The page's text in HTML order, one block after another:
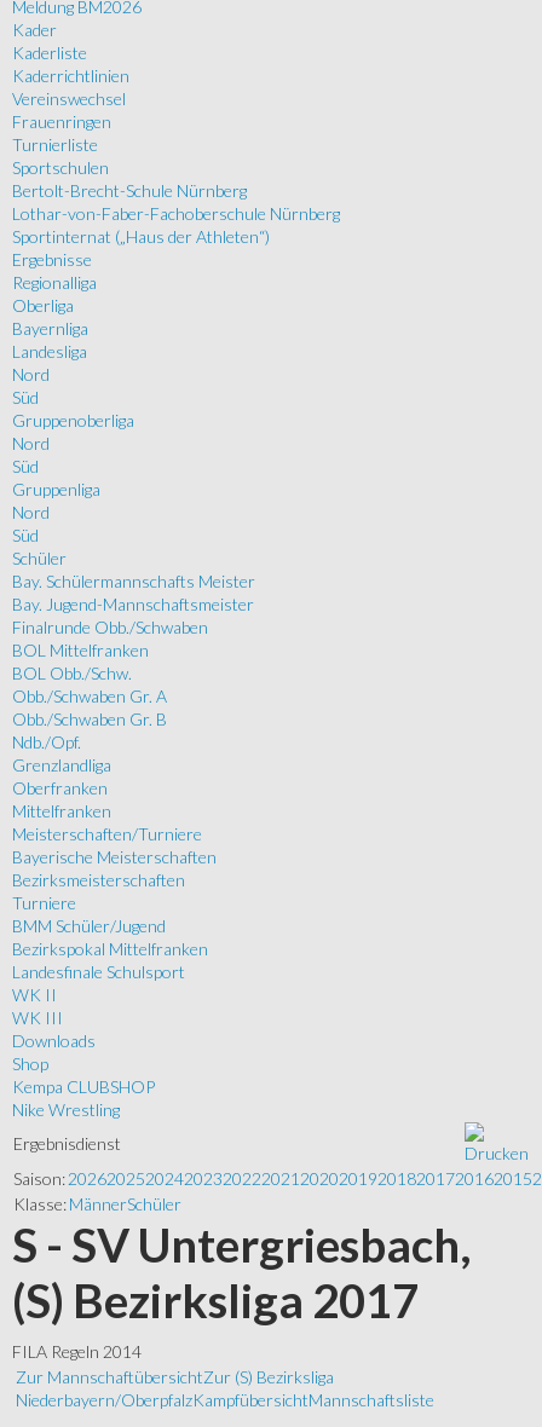
Meldung BM2026
Kader
Kaderliste
Kaderrichtlinien
Vereinswechsel
Frauenringen
Turnierliste
Sportschulen
Bertolt-Brecht-Schule Nürnberg
Lothar-von-Faber-Fachoberschule Nürnberg
Sportinternat („Haus der Athleten“)
Ergebnisse
Regionalliga
Oberliga
Bayernliga
Landesliga
Nord
Süd
Gruppenoberliga
Nord
Süd
Gruppenliga
Nord
Süd
Schüler
Bay. Schülermannschafts Meister
Bay. Jugend-Mannschaftsmeister
Finalrunde Obb./Schwaben
BOL Mittelfranken
BOL Obb./Schw.
Obb./Schwaben Gr. A
Obb./Schwaben Gr. B
Ndb./Opf.
Grenzlandliga
Oberfranken
Mittelfranken
Meisterschaften/Turniere
Bayerische Meisterschaften
Bezirksmeisterschaften
Turniere
BMM Schüler/Jugend
Bezirkspokal Mittelfranken
Landesfinale Schulsport
WK II
WK III
Downloads
Shop
Kempa CLUBSHOP
Nike Wrestling
Ergebnisdienst
Saison:202620252024202320222021 202020192018201720162015
Klasse:MännerSchüler
S - SV Untergriesbach,
(S) Bezirksliga 2017
FILA Regeln 2014
Zur MannschaftübersichtZur (S) Bezirksliga
Niederbayern/OberpfalzKampfübersichtMannschaftsliste